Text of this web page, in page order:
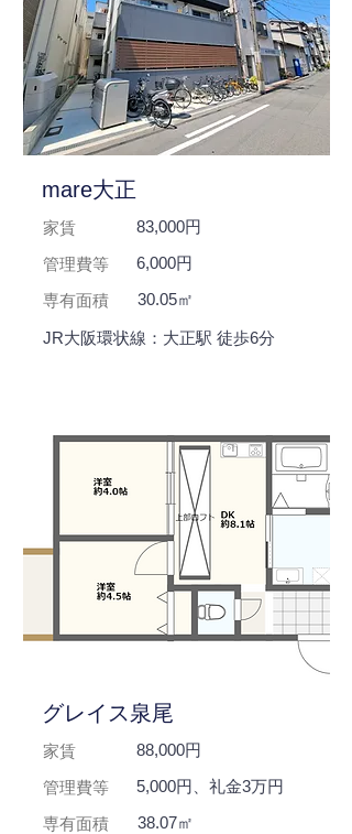
mare大正
家賃
管理費等
専有面積
83,000円
6,000円
30.05㎡
JR大阪環状線：大正駅 徒歩6分
グレイス泉尾
家賃
管理費等
専有面積
88,000円
5,000円、礼金3万円
38.07㎡